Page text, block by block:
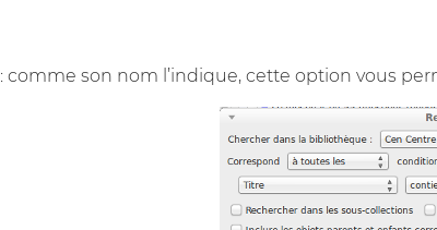
: comme son nom l’indique, cette option vous